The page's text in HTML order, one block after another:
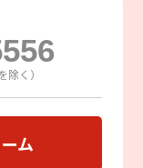
く）
ム